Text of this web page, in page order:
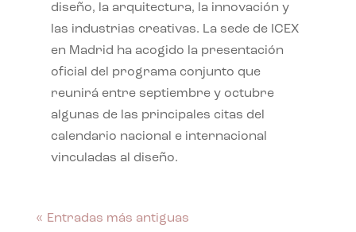
diseño, la arquitectura, la innovación y
las industrias creativas. La sede de ICEX
en Madrid ha acogido la presentación
oficial del programa conjunto que
reunirá entre septiembre y octubre
algunas de las principales citas del
calendario nacional e internacional
vinculadas al diseño.
« Entradas más antiguas